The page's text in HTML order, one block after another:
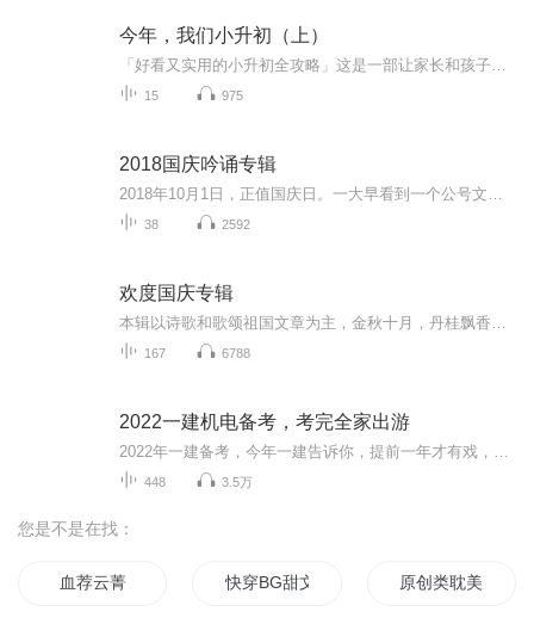
今年，我们小升初（上）
15 975
2018国庆吟诵专辑
38 2592
欢度国庆专辑
167 6788
2022一建机电备考，考完全家出游
448 3.5万
您是不是在找：
血荐云菁 快穿BG甜文推荐 原创类耽美合集